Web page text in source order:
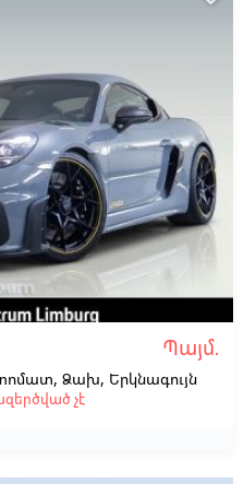
Պայմ.
Ձախ, Երկնագույն
չէ